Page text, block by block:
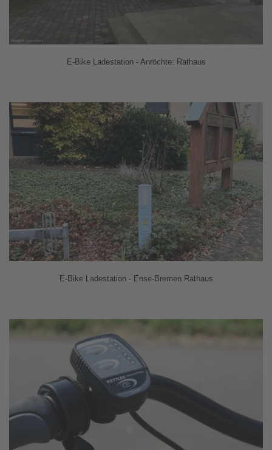
E-Bike Ladestation - Anröchte: Rathaus
E-Bike Ladestation - Ense-Bremen Rathaus